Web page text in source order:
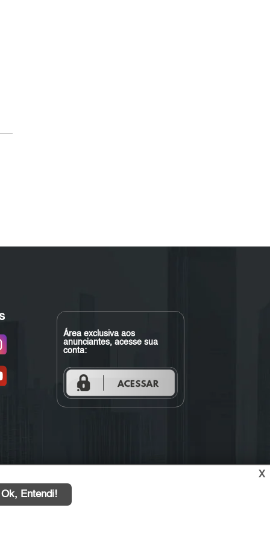
Área exclusiva aos
anunciantes, acesse sua
conta:
X
Ok, Entendi!